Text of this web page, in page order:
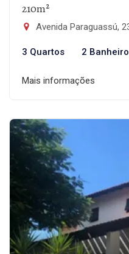
210m²
Avenida Paraguassú,
3 Quartos 2
Mais informações